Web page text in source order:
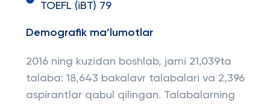
TOEFL (iBT) 79
Demografik ma’lumotlar
2016 ning kuzidan boshlab, jami 21,039ta
talaba: 18,643 bakalavr talabalari va 2,396
aspirantlar qabul qilingan. Talabalarning